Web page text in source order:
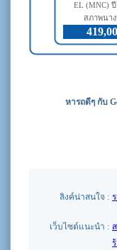
EL (MNC) ปี
สภาพนา
หารถดีๆ กับ
ลิงค์น่าสนใจ :
เว็บไซต์แนะนำ :